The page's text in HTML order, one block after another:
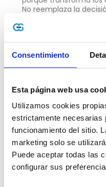
Consentimiento
Esta página web usa
Utilizamos cookies
estrictamente necesarias
funcionamiento del sitio.
marketing solo se
Puede aceptar todas las
configurar sus
No reemplaza la
Tecnologías como el
natural, la búsqueda
Automatización
operativos y mejorar
En la práctica, esto se
virtuales, asistentes
aprenden del
¿Cuáles son los
automatización
Una automatización
permite: